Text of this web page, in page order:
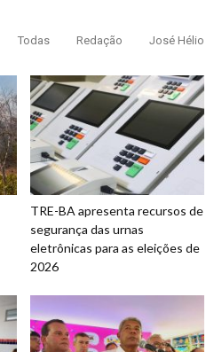
Todas Redação José Hélio
TRE-BA apresenta recursos de
segurança das urnas
eletrônicas para as eleições de
2026